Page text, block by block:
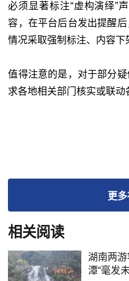
必须显著标注“虚构演绎”
容，在平台后台发出提醒
情况采取强制标注、内容下
值得注意的是，对于部分
求各地相关部门核实或联动
更多
相关阅读
湖南两
潭“毫发